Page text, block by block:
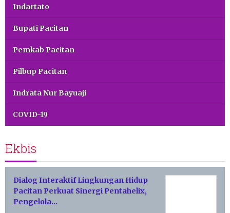
Indartato
Bupati Pacitan
Pemkab Pacitan
Pilbup Pacitan
Indrata Nur Bayuaji
COVID-19
Ekbis
Dialog Interaktif Lingkungan Hidup
Pacitan Perkuat Sinergi Pentahelix,
Pengelola…